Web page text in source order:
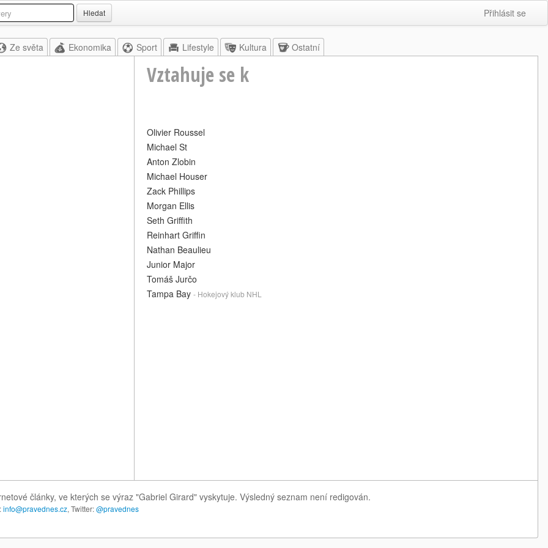
Hledat Přihlásit se
Ze světa Ekonomika Sport Lifestyle Kultura Ostatní
Vztahuje se k
Olivier Roussel
Michael St
Anton Zlobin
Michael Houser
Zack Phillips
Morgan Ellis
Seth Griffith
Reinhart Griffin
Nathan Beaulieu
Junior Major
Tomáš Jurčo
Tampa Bay - Hokejový klub NHL
články, ve kterých se výraz "Gabriel Girard" vyskytuje. Výsledný seznam není redigován.
info@pravednes.cz, Twitter:@pravednes